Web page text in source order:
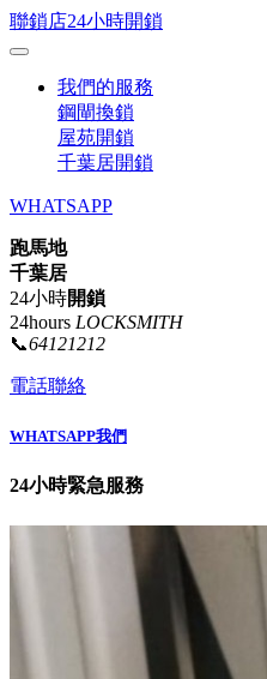
聯鎖店24小時開鎖
我們的服務
鋼閘換鎖
屋苑開鎖
千葉居開鎖
WHATSAPP
跑馬地
千葉居
24小時開鎖
24hours LOCKSMITH
📞64121212
電話聯絡
WHATSAPP我們
24小時緊急服務